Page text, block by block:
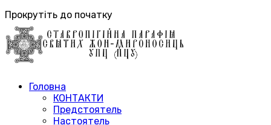
Прокрутіть до початку
Головна
КОНТАКТИ
Предстоятель
Настоятель